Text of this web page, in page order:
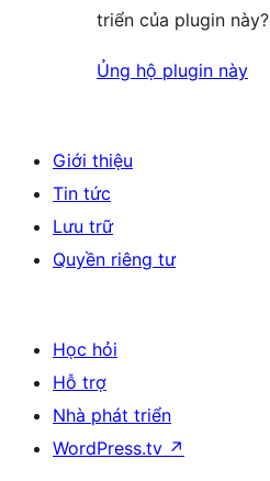
triển của plugin này?
Ủng hộ plugin này
Giới thiệu
Tin tức
Lưu trữ
Quyền riêng tư
Học hỏi
Hỗ trợ
Nhà phát triển
WordPress.tv ↗